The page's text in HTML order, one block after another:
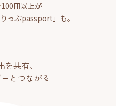
冊以上が
っぷpassport」も。
共有、
とつながる